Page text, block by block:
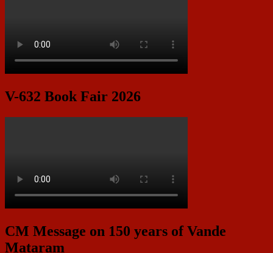
V-632 Book Fair 2026
CM Message on 150 years of Vande
Mataram